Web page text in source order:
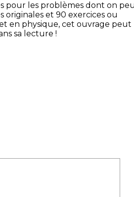
pour les problèmes dont on
et 90 exercices ou
en physique, cet ouvrage peut
sa lecture !